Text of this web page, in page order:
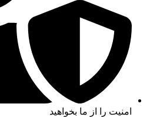
امنیت را از ما بخواهید